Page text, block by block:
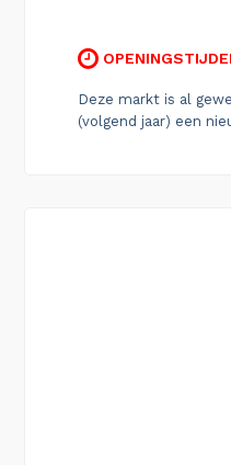
Deze markt is al
(volgend jaar) een